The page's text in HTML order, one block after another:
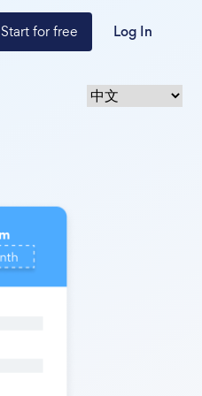
Start for free Log In